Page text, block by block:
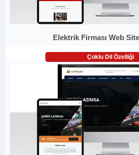
Elektrik Firması Web
Çoklu Dil Özelliği